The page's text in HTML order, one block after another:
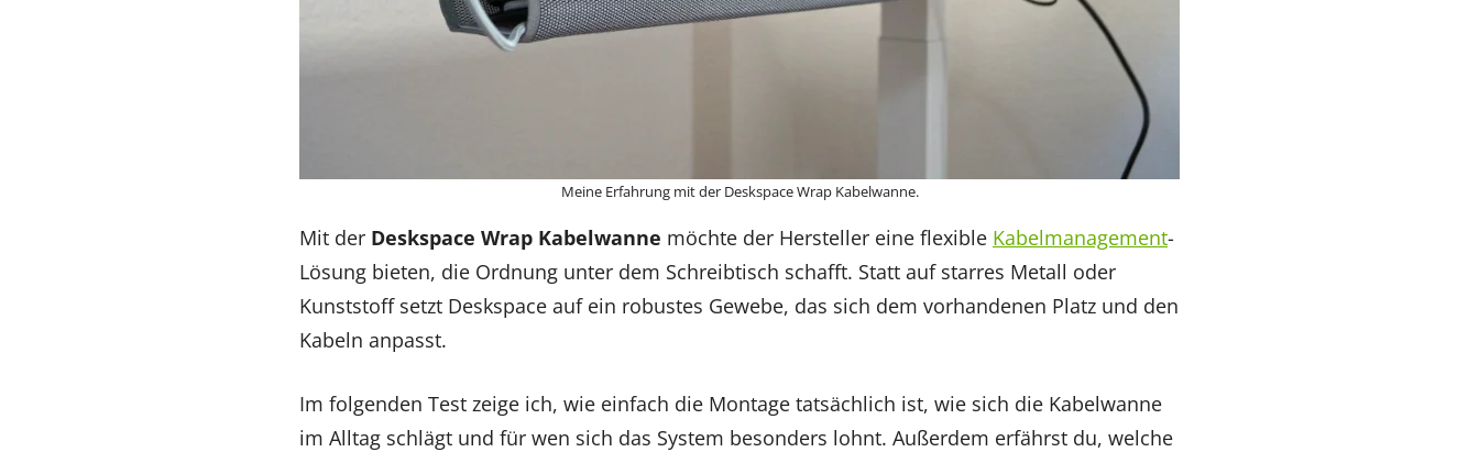
Meine Erfahrung mit der Deskspace Wrap Kabelwanne.
Mit der Deskspace Wrap Kabelwanne möchte der Hersteller eine flexible Kabelmanagement-
Lösung bieten, die Ordnung unter dem Schreibtisch schafft. Statt auf starres Metall oder
Kunststoff setzt Deskspace auf ein robustes Gewebe, das sich dem vorhandenen Platz und den
Kabeln anpasst.
Im folgenden Test zeige ich, wie einfach die Montage tatsächlich ist, wie sich die Kabelwanne
im Alltag schlägt und für wen sich das System besonders lohnt. Außerdem erfährst du, welche